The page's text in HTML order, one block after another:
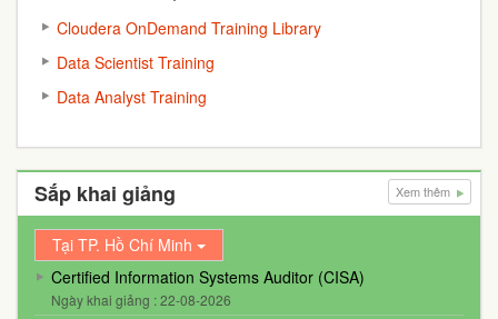
Cloudera OnDemand Training Library
Data Scientist Training
Data Analyst Training
Sắp khai giảng Xem thêm
Tại TP. Hồ Chí Minh
Certified Information Systems Auditor (CISA)
Ngày khai giảng : 22-08-2026